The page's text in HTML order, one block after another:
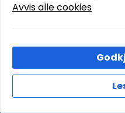
© 2026 Avenyen Lys –
Avvis alle cookies
Cookies